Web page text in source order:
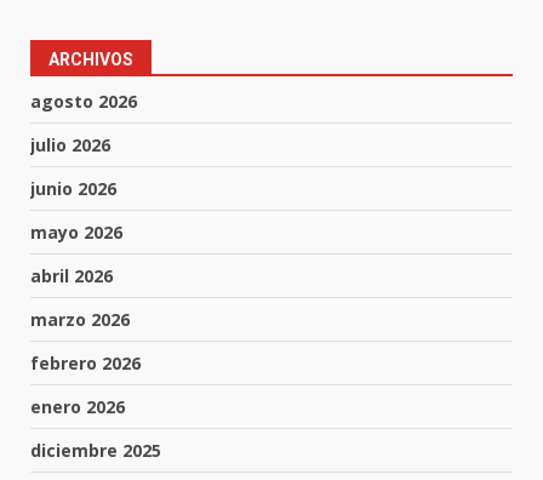
ARCHIVOS
agosto 2026
julio 2026
junio 2026
mayo 2026
abril 2026
marzo 2026
febrero 2026
enero 2026
diciembre 2025